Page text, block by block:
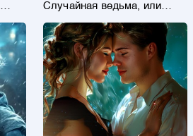
Случайная ведьма, или
других Пакостей